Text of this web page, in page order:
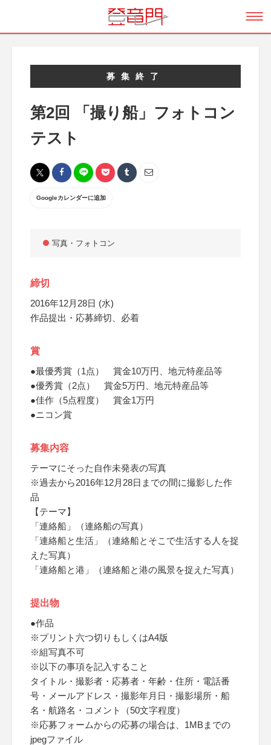
募集終了
第2回 「撮り船」フォトコン
テスト
Googleカレンダーに追加
写真・フォトコン
締切
2016年12月28日 (水)
作品提出・応募締切、必着
賞
●最優秀賞（1点） 賞金10万円、地元特産品等
●優秀賞（2点） 賞金5万円、地元特産品等
●佳作（5点程度） 賞金1万円
●ニコン賞
募集内容
テーマにそった自作未発表の写真
※過去から2016年12月28日までの間に撮影した作
品
【テーマ】
「連絡船」（連絡船の写真）
「連絡船と生活」（連絡船とそこで生活する人を捉
えた写真）
「連絡船と港」（連絡船と港の風景を捉えた写真）
提出物
●作品
※プリント六つ切りもしくはA4版
※組写真不可
※以下の事項を記入すること
タイトル・撮影者・応募者・年齢・住所・電話番
号・メールアドレス・撮影年月日・撮影場所・船
名・航路名・コメント（50文字程度）
※応募フォームからの応募の場合は、1MBまでの
jpegファイル